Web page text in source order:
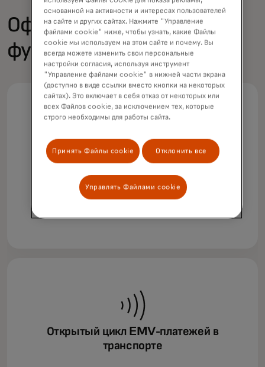
Офлайн-
функциональность
Платежные системы в транспорте с
Может работать.
Открытый цикл EMV-платежей в
транспорте
основанной на активности и интересах пользователей
на сайте и других сайтах. Нажмите "Управление
файлами cookie" ниже, чтобы узнать, какие Файлы
cookie мы используем на этом сайте и почему. Вы
всегда можете изменить свои персональные
настройки согласия, используя инструмент
"Управление файлами cookie" в нижней части экрана
(доступно в виде ссылки вместо кнопки на некоторых
сайтах). Это включает в себя отказ от некоторых или
всех Файлов cookie, за исключением тех, которые
строго необходимы для работы сайта.
Принять Файлы cookie Отклонить все
Управлять Файлами cookie